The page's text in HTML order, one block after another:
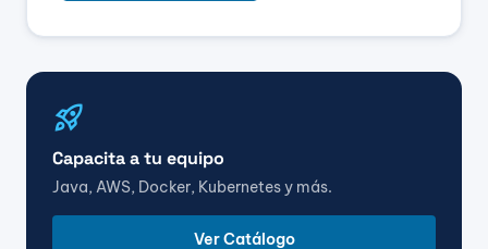
rocket_launch
Capacita a tu equipo
Java, AWS, Docker, Kubernetes y más.
Ver Catálogo